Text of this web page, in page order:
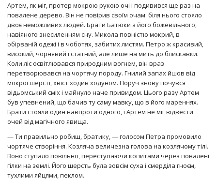
Артем, як міг, протер мокрою рукою очі і подивився ще раз на
повалене дерево. Він не повірив своїм очам: біля нього стояло
двоє неможливих людей. Брати Батюки з його божевільного,
навіяного знесиленням сну. Микола повністю мокрий, в
обірваній одежі і в чоботях, забитих листям. Петро ж красивий,
високий, чорнявий і статний, але лише на мить до блискавки.
Коли ліс освітлювався природним вогнем, він враз
перетворювався на чортячу породу. Гнилий запах йшов від
мокрої шерсті, хвіст ходив ходуном. Поруч знову почувся
відьомський сміх і майнуло наче привидом. Цього разу Артем
був упевнений, що бачив ту саму мавку, що в його мареннях.
Брати стояли один навпроти одного, і Артем не міг відвести
очей від магічного явища.
— Ти правильно робиш, братику, — голосом Петра промовило
чортяче створіння. Козляча величезна голова на козлячому тілі.
Воно ступало повільно, переступаючи копитами через повалені
гілки на землі. Його шерсть була зовсім суха і смерділа гноєм,
тухлими яйцями, пеклом.